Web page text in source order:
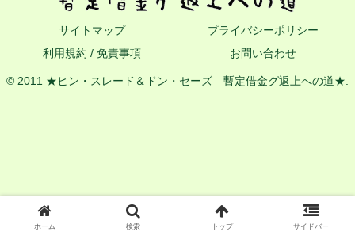
サイトマップ
プライバシーポリシー
利用規約 / 免責事項
お問い合わせ
© 2011 ★ヒン・スレード＆ドン・セーズ 暫定借金グ返上への道★.
ホーム 検索 トップ サイドバー